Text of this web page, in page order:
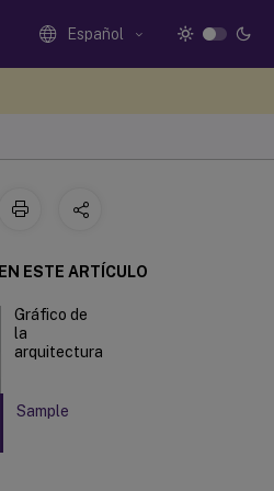
Español
EN ESTE ARTÍCULO
Gráfico de
la
arquitectura
Sample